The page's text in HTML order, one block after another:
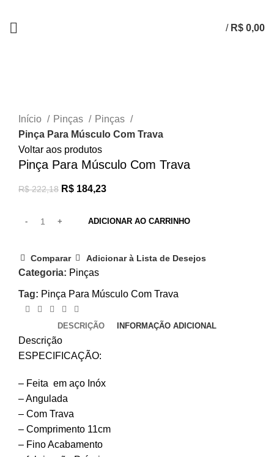
/ R$ 0,00
Início
Pinças
Pinças
Pinça Para Músculo Com Trava
Voltar aos produtos
Pinça Para Músculo Com Trava
R$222,18 R$ 184,23
ADICIONAR AO CARRINHO
Comparar Adicionar à Lista de Desejos
Categoria: Pinças
Tag: Pinça Para Músculo Com Trava
DESCRIÇÃO INFORMAÇÃO ADICIONAL
Descrição
ESPECIFICAÇÃO:
– Feita em aço Inóx
– Angulada
– Com Trava
– Comprimento 11cm
– Fino Acabamento